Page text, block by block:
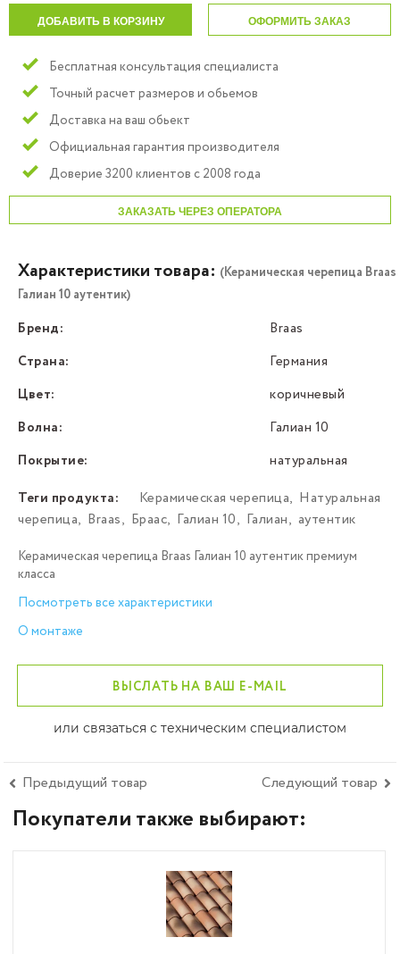
ДОБАВИТЬ В КОРЗИНУ ОФОРМИТЬ ЗАКАЗ
Бесплатная консультация специалиста
Точный расчет размеров и обьемов
Доставка на ваш обьект
Официальная гарантия производителя
Доверие 3200 клиентов с 2008 года
ЗАКАЗАТЬ ЧЕРЕЗ ОПЕРАТОРА
Характеристики товара: (Керамическая черепица Braas
Галиан 10 аутентик)
Бренд:
Braas
Страна:
Германия
Цвет:
коричневый
Волна:
Галиан 10
Покрытие:
натуральная
Теги продукта:
Керамическая черепица, Натуральная
черепица, Braas, Браас, Галиан 10, Галиан, аутентик
Керамическая черепица Braas Галиан 10 аутентик премиум
класса
Посмотреть все характеристики
О монтаже
ВЫСЛАТЬ НА ВАШ E-MAIL
или связаться с техническим специалистом
Предыдущий товар Следующий товар
Покупатели также выбирают: